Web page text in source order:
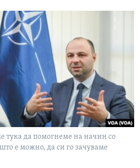
тука да помогнеме на начин со
е можно, да си го зачуваме